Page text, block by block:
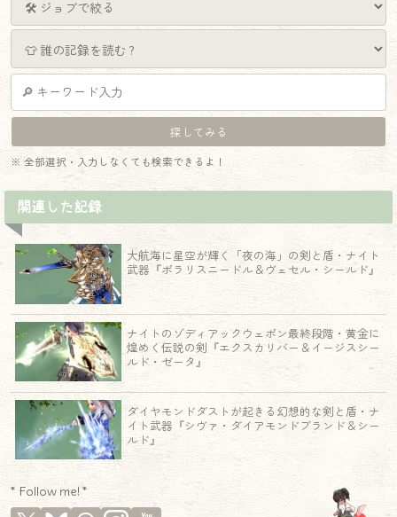
※ 全部選択・入力しなくても検索できるよ！
関連した記録
大航海に星空が輝く「夜の海」の剣と盾・ナイト
武器『ポラリスニードル＆ヴェセル・シールド』
ナイトのゾディアックウェポン最終段階・黄金に
煌めく伝説の剣『エクスカリバー＆イージスシー
ルド・ゼータ』
ダイヤモンドダストが起きる幻想的な剣と盾・ナ
イト武器『シヴァ・ダイアモンドブランド＆シー
ルド』
* Follow me! *